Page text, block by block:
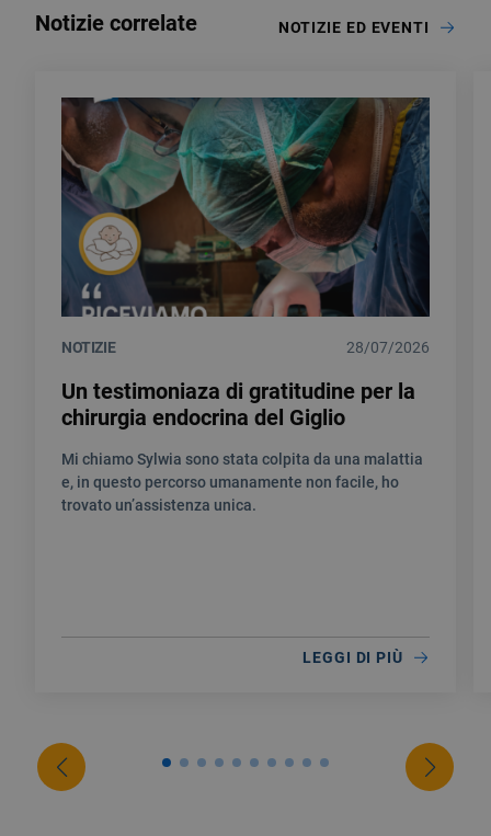
Notizie correlate NOTIZIE ED EVENTI
NOTIZIE 28/07/2026
Un testimoniaza di gratitudine per la
chirurgia endocrina del Giglio
Mi chiamo Sylwia sono stata colpita da una malattia
e, in questo percorso umanamente non facile, ho
trovato un’assistenza unica.
LEGGI DI PIÙ